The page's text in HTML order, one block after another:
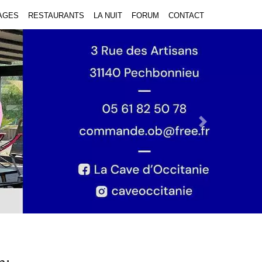
RESTAURANTS LA NUIT FORUM CONTACT
Next Slide